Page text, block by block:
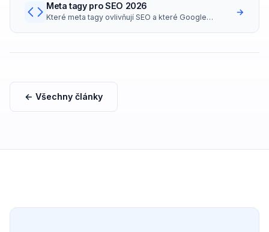
Meta tagy pro SEO 2026
Které meta tagy ovlivňují SEO a které Google
→
← Všechny články